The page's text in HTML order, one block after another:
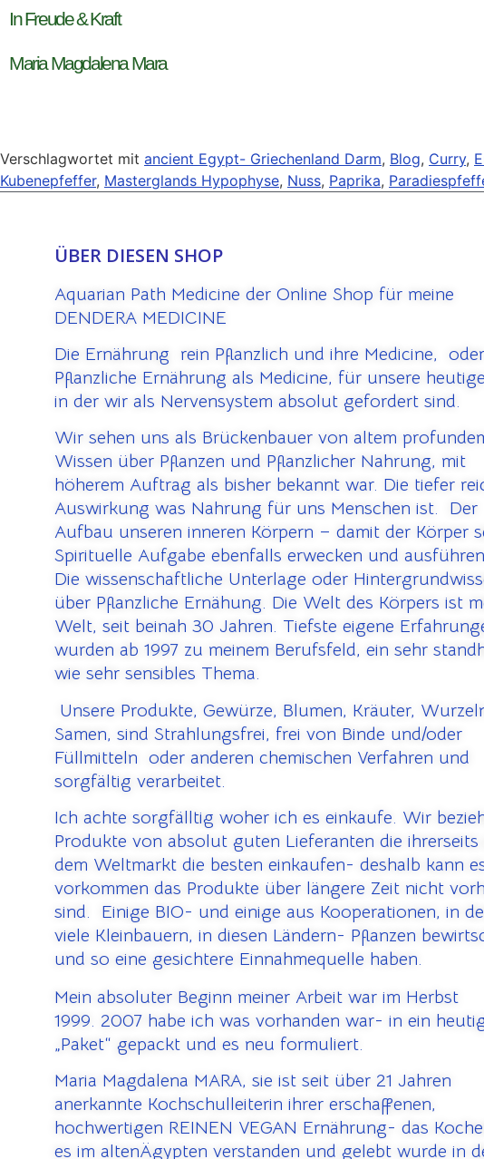
In Freude & Kraft
Maria Magdalena Mara
Verschlagwortet mit ancient Egypt- Griechenland Darm, Blog, Curry,
Kubenepfeffer, Masterglands Hypophyse, Nuss, Paprika,
ÜBER DIESEN SHOP
Aquarian Path Medicine der Online Shop für meine
DENDERA MEDICINE
Die Ernährung rein Pflanzlich und ihre Medicine,
Pflanzliche Ernährung als Medicine, für unsere
in der wir als Nervensystem absolut gefordert sind.
Wir sehen uns als Brückenbauer von altem
Wissen über Pflanzen und Pflanzlicher Nahrung, mit
höherem Auftrag als bisher bekannt war. Die tiefer
Auswirkung was Nahrung für uns Menschen ist. Der
Aufbau unseren inneren Körpern – damit der Körper
Spirituelle Aufgabe ebenfalls erwecken und
Die wissenschaftliche Unterlage oder
über Pflanzliche Ernähung. Die Welt des Körpers ist
Welt, seit beinah 30 Jahren. Tiefste eigene
wurden ab 1997 zu meinem Berufsfeld, ein sehr
wie sehr sensibles Thema.
Unsere Produkte, Gewürze, Blumen, Kräuter,
Samen, sind Strahlungsfrei, frei von Binde und/oder
Füllmitteln oder anderen chemischen Verfahren und
sorgfältig verarbeitet.
Ich achte sorgfälltig woher ich es einkaufe. Wir
Produkte von absolut guten Lieferanten die
dem Weltmarkt die besten einkaufen- deshalb kann
vorkommen das Produkte über längere Zeit nicht
sind. Einige BIO- und einige aus Kooperationen, in
viele Kleinbauern, in diesen Ländern- Pflanzen
und so eine gesichtere Einnahmequelle haben.
Mein absoluter Beginn meiner Arbeit war im Herbst
1999. 2007 habe ich was vorhanden war- in ein
„Paket“ gepackt und es neu formuliert.
Maria Magdalena MARA, sie ist seit über 21 Jahren
anerkannte Kochschulleiterin ihrer erschaffenen,
hochwertigen REINEN VEGAN Ernährung- das
es im altenÄgypten verstanden und gelebt wurde in